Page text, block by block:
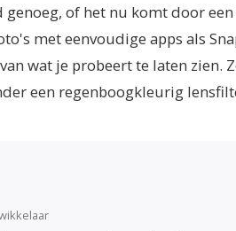
of het nu komt door
met eenvoudige apps als
wat je probeert te laten zien.
een regenboogkleurig